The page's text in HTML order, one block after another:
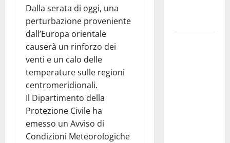
Dalla serata di oggi, una
perturbazione proveniente
dall’Europa orientale
causerà un rinforzo dei
venti e un calo delle
temperature sulle regioni
centromeridionali.
Il Dipartimento della
Protezione Civile ha
emesso un Avviso di
Condizioni Meteorologiche